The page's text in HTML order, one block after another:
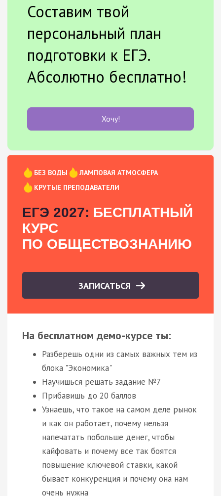
Составим твой
персональный план
подготовки к ЕГЭ.
Абсолютно бесплатно!
Хочу!
БЕЗ ВОДЫ
ЛАМПОВАЯ АТМОСФЕРА
КРУТЫЕ ПРЕПОДАВАТЕЛИ
ЕГЭ 2027: БЕСПЛАТНЫЙ
КУРС
ПО ОБЩЕСТВОЗНАНИЮ
ЗАПИСАТЬСЯ
На бесплатном демо-курсе ты:
Разберешь одни из самых важных тем из
блока "Экономика"
Научишься решать задание №7
Прибавишь до 20 баллов
Узнаешь, что такое на самом деле рынок
и как он работает, почему нельзя
напечатать побольше денег, чтобы
кайфовать и почему все так боятся
повышение ключевой ставки, какой
бывает конкуренция и почему она нам
очень нужна